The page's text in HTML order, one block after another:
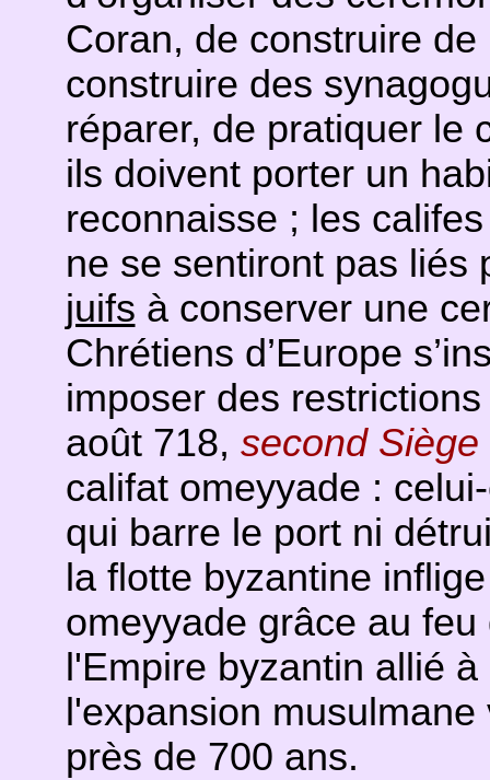
Coran, de construire
construire des
réparer, de pratiquer le
ils doivent porter un
reconnaisse ; les
ne se sentiront pas liés
juifs à conserver une
Chrétiens d’Europe
imposer des
août 718, second
califat omeyyade :
qui barre le port ni
la flotte byzantine
omeyyade grâce au
l'Empire byzantin allié
l'expansion
près de 700 ans.